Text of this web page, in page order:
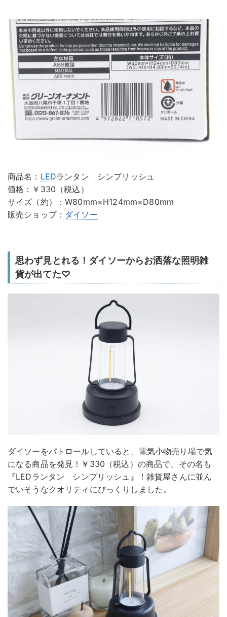
商品名： LEDランタン シンプリッシュ
価格：￥330（税込）
サイズ（約）：W80mm×H124mm×D80mm
販売ショップ： ダイソー
思わず見とれる！ダイソーからお洒落な照明雑
貨が出てた♡
ダイソーをパトロールしていると、電気小物売り場で気
になる商品を発見！￥330（税込）の商品で、その名も
『LEDランタン シンプリッシュ』！雑貨屋さんに並ん
でいそうなクオリティにびっくりしました。